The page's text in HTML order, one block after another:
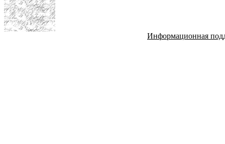
Информационная